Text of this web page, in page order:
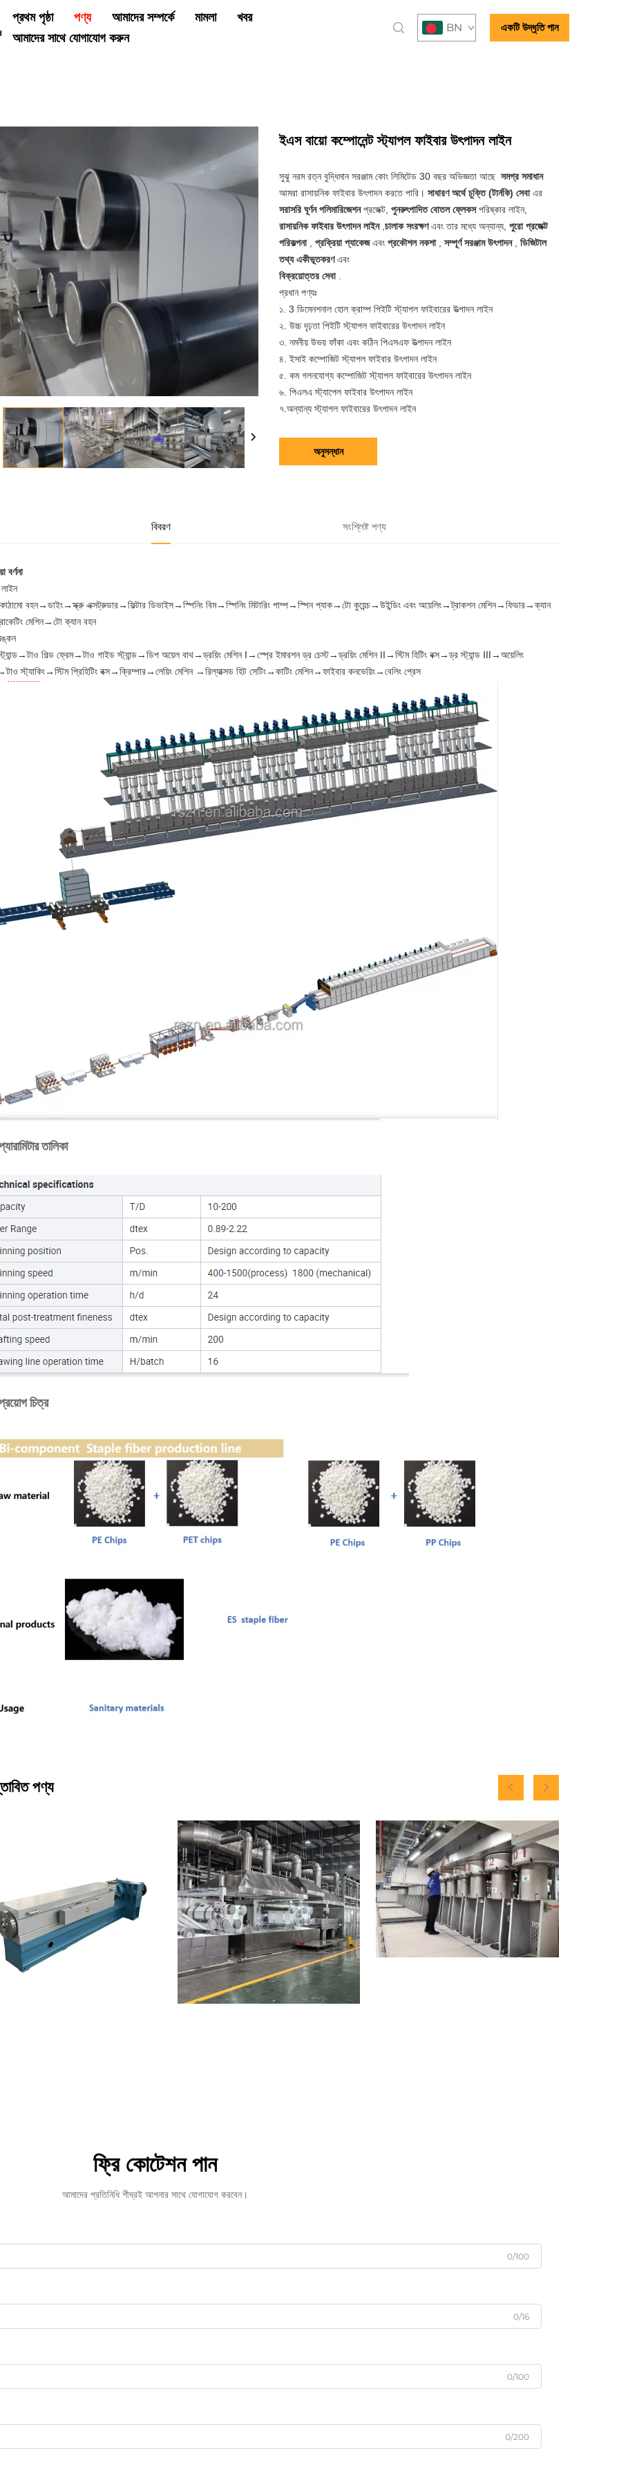
প্রথম পৃষ্ঠা পণ্য আমাদের সম্পর্কে মামলা
খবর
আমাদের সাথে যোগাযোগ করুন
BN একটি উদ্ধৃতি পান
ইএস বায়ো কম্পোনেন্ট স্ট্যাপল ফাইবার উৎপাদন লাইন
সুঝু নরম রত্ন বুদ্ধিমান সরঞ্জাম কোং লিমিটেড 30 বছর অভিজ্ঞতা আছে সমগ্র সমাধান
আমরা রাসায়নিক ফাইবার উৎপাদন করতে পারি। সাধারণ অর্থে চুক্তি (টার্নকি) সেবাএর
সরাসরি ঘূর্ণন পলিমারিজেশনপ্রজেক্ট, পুনরুৎপাদিত বোতল ফ্লেকসপরিষ্কার লাইন,
রাসায়নিক ফাইবার উৎপাদন লাইন চালাক সংরক্ষণএবং তার মধ্যে অন্যান্য, পুরো প্রজেক্ট
পরিকল্পনা
প্রক্রিয়া প্যাকেজএবং প্রকৌশল নকশা সম্পূর্ণ সরঞ্জাম উৎপাদন
ডিজিটাল
তথ্য একীভূতকরণএবং
বিক্রয়োত্তর সেবা
প্রধান পণ্যঃ
১. 3 ডিমেনশনাল হোল ক্রাম্প পিইটি স্ট্যাপল ফাইবারের উত্পাদন লাইন
২. উচ্চ দৃঢ়তা পিইটি স্ট্যাপল ফাইবারের উৎপাদন লাইন
৩. নমনীয় উভয় ফাঁকা এবং কঠিন পিএসএফ উত্পাদন লাইন
৪. ইসাই কম্পোজিট স্ট্যাপল ফাইবার উৎপাদন লাইন
৫. কম গলনযোগ্য কম্পোজিট স্ট্যাপল ফাইবারের উৎপাদন লাইন
৬. পিএলএ স্ট্যাপেল ফাইবার উৎপাদন লাইন
৭.অন্যান্য স্ট্যাপল ফাইবারের উৎপাদন লাইন
অনুসন্ধান
বিবরণ সংশ্লিষ্ট পণ্য
বর্ণনা
লাইন
বহন→ডাইং→স্ক্রু এক্সট্রুডার→ফিল্টার ডিভাইস→স্পিনিং বিম→স্পিনিং মিটারিং পাম্প→স্পিন প্যাক→টো কুয়েন্চ→উইন্ডিং এবং অয়েলিং→ট্রাকশন মেশিন→ফিডার→ক্যান
মেশিন→টো ক্যান বহন
গিল্ড ফ্রেম→টাও গাইড স্ট্যান্ড→ডিপ অয়েল বাথ→ড্রয়িং মেশিন I→স্প্রে ইমারশন ড্র চেস্ট→ড্রয়িং মেশিন II→স্টিম হিটিং বক্স→ড্র স্ট্যান্ড Ⅲ→অয়েলিং
স্ট্যাকিং→স্টিম প্রিহিটিং বক্স→ক্রিম্পার→লেয়িং মেশিন →রিল্যাক্সড হিট সেটিং→কাটিং মেশিন→ফাইবার কনভেয়িং→বেলিং প্রেস
তালিকা
চিত্র
পণ্য
ফ্রি কোটেশন পান
আমাদের প্রতিনিধি শীঘ্রই আপনার সাথে যোগাযোগ করবেন।
0/100
0/16
0/100
0/200